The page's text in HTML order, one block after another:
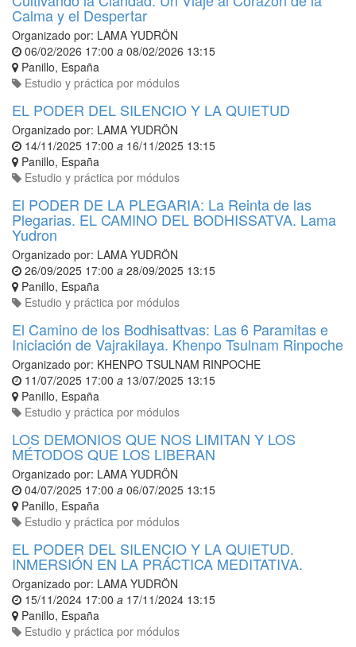
Calma y el Despertar
Organizado por: LAMA YUDRÖN
06/02/2026 17:00 a 08/02/2026 13:15
Panillo, España
Estudio y práctica por módulos
EL PODER DEL SILENCIO Y LA QUIETUD
Organizado por: LAMA YUDRÖN
14/11/2025 17:00 a 16/11/2025 13:15
Panillo, España
Estudio y práctica por módulos
El PODER DE LA PLEGARIA: La Reinta de las
Plegarias. EL CAMINO DEL BODHISSATVA. Lama
Yudron
Organizado por: LAMA YUDRÖN
26/09/2025 17:00 a 28/09/2025 13:15
Panillo, España
Estudio y práctica por módulos
El Camino de los Bodhisattvas: Las 6 Paramitas e
Iniciación de Vajrakilaya. Khenpo Tsulnam Rinpoche
Organizado por: KHENPO TSULNAM RINPOCHE
11/07/2025 17:00 a 13/07/2025 13:15
Panillo, España
Estudio y práctica por módulos
LOS DEMONIOS QUE NOS LIMITAN Y LOS
MÉTODOS QUE LOS LIBERAN
Organizado por: LAMA YUDRÖN
04/07/2025 17:00 a 06/07/2025 13:15
Panillo, España
Estudio y práctica por módulos
EL PODER DEL SILENCIO Y LA QUIETUD.
INMERSIÓN EN LA PRÁCTICA MEDITATIVA.
Organizado por: LAMA YUDRÖN
15/11/2024 17:00 a 17/11/2024 13:15
Panillo, España
Estudio y práctica por módulos